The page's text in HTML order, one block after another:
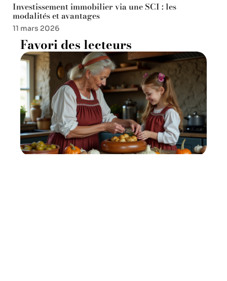
Investissement immobilier via une SCI : les
modalités et avantages
11 mars 2026
Favori des lecteurs